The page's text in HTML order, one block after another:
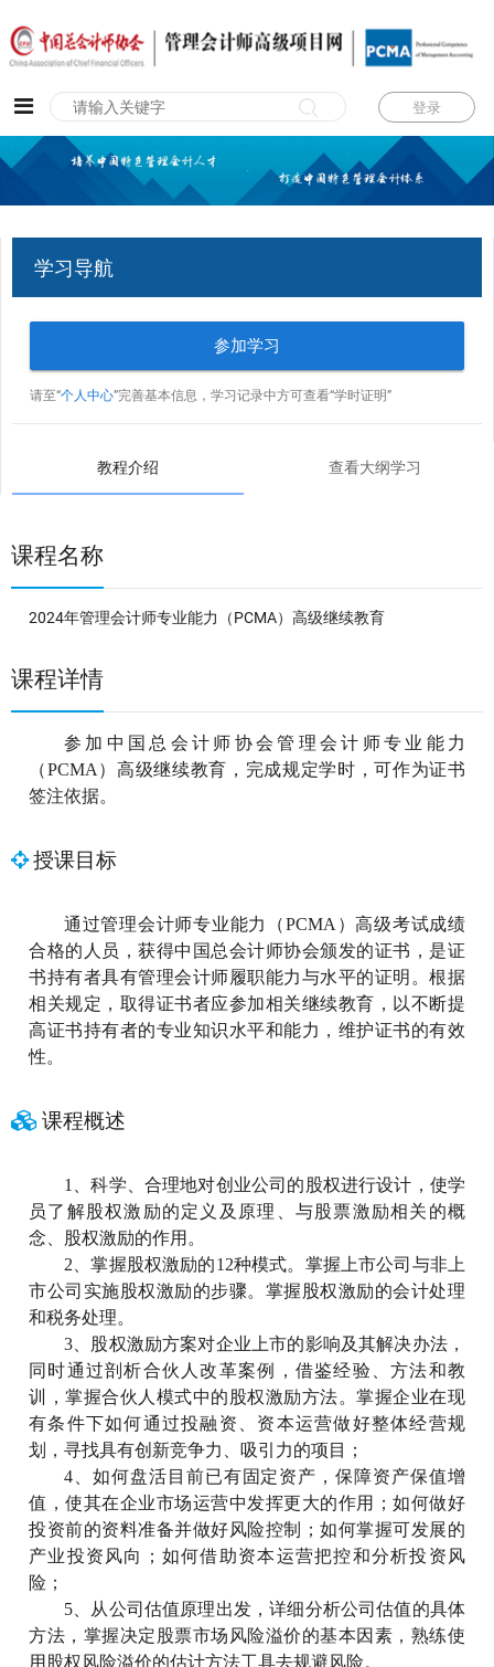
登录
学习导航
参加学习
请至“个人中心”完善基本信息，学习记录中方可查看“学时证明”
教程介绍 查看大纲学习
课程名称
2024年管理会计师专业能力（PCMA）高级继续教育
课程详情
参加中国总会计师协会管理会计师专业能力
（PCMA）高级继续教育，完成规定学时，可作为证书
签注依据。
授课目标
通过管理会计师专业能力（PCMA）高级考试成绩
合格的人员，获得中国总会计师协会颁发的证书，是证
书持有者具有管理会计师履职能力与水平的证明。根据
相关规定，取得证书者应参加相关继续教育，以不断提
高证书持有者的专业知识水平和能力，维护证书的有效
性。
课程概述
1、科学、合理地对创业公司的股权进行设计，使学
员了解股权激励的定义及原理、与股票激励相关的概
念、股权激励的作用。
2、掌握股权激励的12种模式。掌握上市公司与非上
市公司实施股权激励的步骤。掌握股权激励的会计处理
和税务处理。
3、 股权激励方案对企业上市的影响及其解决办法，
同时通过剖析合伙人改革案例，借鉴经验、方法和教
训，掌握合伙人模式中的股权激励方法。掌握企业在现
有条件下如何通过投融资、资本运营做好整体经营规
划，寻找具有创新竞争力、吸引力的项目；
4、 如何盘活目前已有固定资产，保障资产保值增
值，使其在企业市场运营中发挥更大的作用；如何做好
投资前的资料准备并做好风险控制；如何掌握可发展的
产业投资风向；如何借助资本运营把控和分析投资风
险；
5、 从公司估值原理出发，详细分析公司估值的具体
方法，掌握决定股票市场风险溢价的基本因素，熟练使
用股权风险溢价的估计方法工具去规避风险。